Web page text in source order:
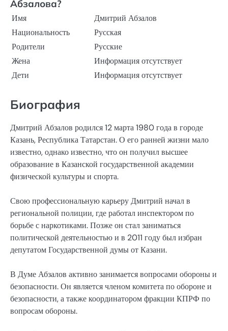
Абзалова?
Имя
Дмитрий Абзалов
Национальность
Русская
Родители
Русские
Жена
Информация отсутствует
Дети
Информация отсутствует
Биография
Дмитрий Абзалов родился 12 марта 1980 года в городе
Казань, Республика Татарстан. О его ранней жизни мало
известно, однако известно, что он получил высшее
образование в Казанской государственной академии
физической культуры и спорта.
Свою профессиональную карьеру Дмитрий начал в
региональной полиции, где работал инспектором по
борьбе с наркотиками. Позже он стал заниматься
политической деятельностью и в 2011 году был избран
депутатом Государственной думы от Казани.
В Думе Абзалов активно занимается вопросами обороны и
безопасности. Он является членом комитета по обороне и
безопасности, а также координатором фракции КПРФ по
вопросам обороны.